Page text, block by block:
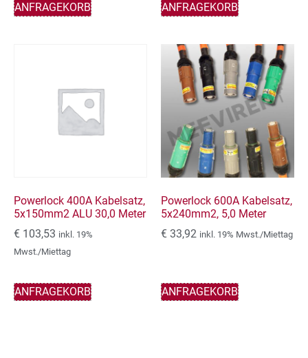
ANFRAGEKORB ANFRAGEKORB
Powerlock 400A Kabelsatz,
5x150mm2 ALU 30,0 Meter
€ 103,53 inkl. 19%
Mwst./Miettag
ANFRAGEKORB
Powerlock 600A Kabelsatz,
5x240mm2, 5,0 Meter
€ 33,92 inkl. 19% Mwst./Miettag
ANFRAGEKORB